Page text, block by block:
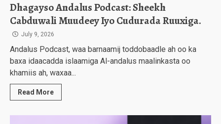
Dhagayso Andalus Podcast: Sheekh
Cabduwali Muudeey Iyo Cudurada Ruuxiga.
July 9, 2026
Andalus Podcast, waa barnaamij toddobaadle ah oo ka
baxa idaacadda islaamiga Al-andalus maalinkasta oo
khamiis ah, waxaa...
Read More